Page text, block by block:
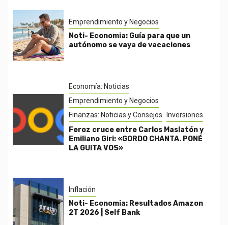
Emprendimiento y Negocios
Noti- Economia: Guía para que un
autónomo se vaya de vacaciones
Economía: Noticias
Emprendimiento y Negocios
Finanzas: Noticias y Consejos
Inversiones
Feroz cruce entre Carlos Maslatón y
Emiliano Giri: «GORDO CHANTA. PONÉ
LA GUITA VOS»
Inflación
Noti- Economia: Resultados Amazon
2T 2026 | Self Bank